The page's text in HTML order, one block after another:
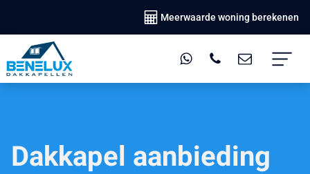
Meerwaarde woning berekenen
Dakkapel aanbieding